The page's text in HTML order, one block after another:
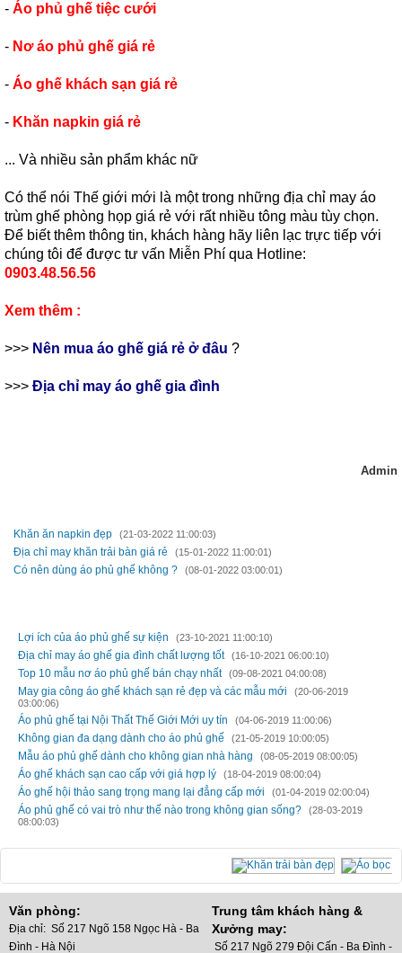
- Áo phủ ghế tiệc cưới
- Nơ áo phủ ghế giá rẻ
- Áo ghế khách sạn giá rẻ
- Khăn napkin giá rẻ
... Và nhiều sản phẩm khác nữ
Có thể nói Thế giới mới là một trong những địa chỉ may áo
trùm ghế phòng họp giá rẻ với rất nhiều tông màu tùy chọn.
Để biết thêm thông tin, khách hàng hãy liên lạc trực tiếp với
chúng tôi để được tư vấn Miễn Phí qua Hotline:
0903.48.56.56
Xem thêm :
>>> Nên mua áo ghế giá rẻ ở đâu ?
>>> Địa chỉ may áo ghế gia đình
Admin
Khăn ăn napkin đẹp (21-03-2022 11:00:03)
Địa chỉ may khăn trải bàn giá rẻ (15-01-2022 11:00:01)
Có nên dùng áo phủ ghế không ? (08-01-2022 03:00:01)
Lợi ích của áo phủ ghế sự kiện (23-10-2021 11:00:10)
Địa chỉ may áo ghế gia đình chất lượng tốt (16-10-2021 06:00:10)
Top 10 mẫu nơ áo phủ ghế bán chạy nhất (09-08-2021 04:00:08)
May gia công áo ghế khách sạn rẻ đẹp và các mẫu mới
(20-06-2019
03:00:06)
Áo phủ ghế tại Nội Thất Thế Giới Mới uy tín (04-06-2019 11:00:06)
Không gian đa dạng dành cho áo phủ ghế (21-05-2019 10:00:05)
Mẫu áo phủ ghế dành cho không gian nhà hàng (08-05-2019 08:00:05)
Áo ghế khách sạn cao cấp với giá hợp lý (18-04-2019 08:00:04)
Áo ghế hội thảo sang trọng mang lại đẳng cấp mới (01-04-2019 02:00:04)
Áo phủ ghế có vai trò như thế nào trong không gian sống?
(28-03-2019
08:00:03)
Văn phòng:
Địa chỉ: Số 217 Ngõ 158 Ngọc Hà - Ba
Đình - Hà Nội
Trung tâm khách hàng &
Xưởng may:
Số 217 Ngõ 279 Đội Cấn - Ba Đình -